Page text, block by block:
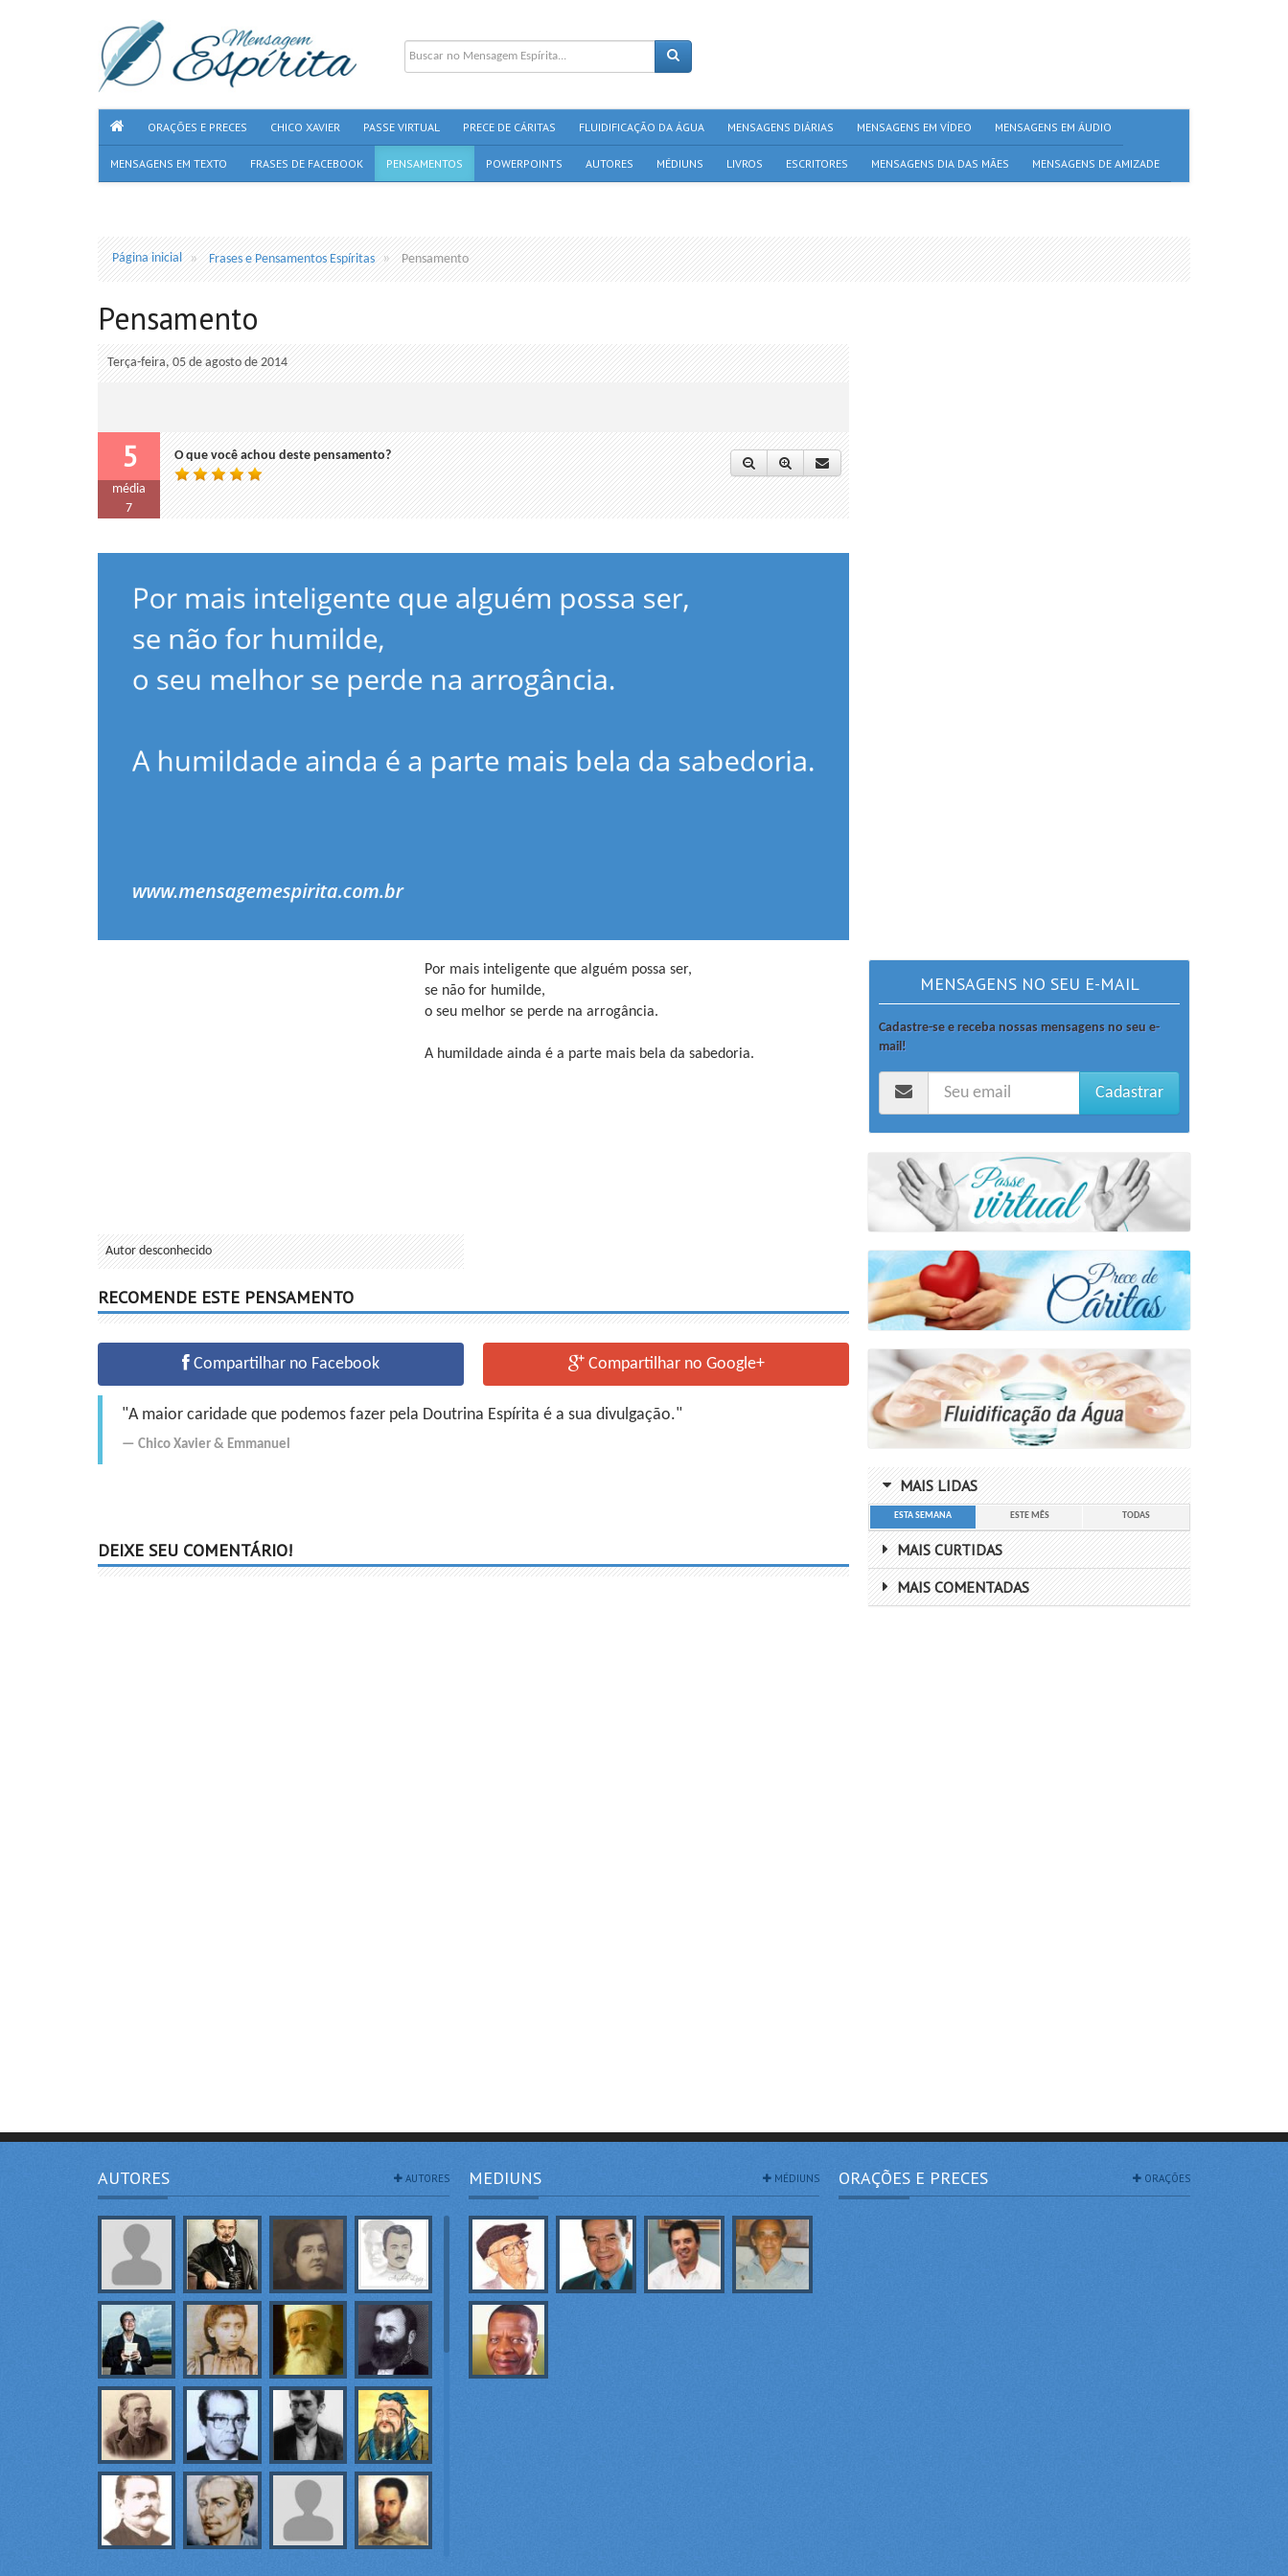
ORAÇÕES E PRECES CHICO XAVIER PASSE VIRTUAL PRECE DE CÁRITAS FLUIDIFICAÇÃO DA ÁGUA MENSAGENS DIÁRIAS MENSAGENS EM VÍDEO MENSAGENS EM ÁUDIO
MENSAGENS EM TEXTO FRASES DE FACEBOOK PENSAMENTOS POWERPOINTS AUTORES MÉDIUNS LIVROS ESCRITORES MENSAGENS DIA DAS MÃES MENSAGENS DE AMIZADE
Página inicial Frases e Pensamentos Espíritas Pensamento
Pensamento
Terça-feira, 05 de agosto de 2014
5
média
7
O que você achou deste pensamento?
Por mais inteligente que alguém possa ser,
se não for humilde,
o seu melhor se perde na arrogância.
A humildade ainda é a parte mais bela da sabedoria.
Autor desconhecido
RECOMENDE ESTE PENSAMENTO
Compartilhar no Facebook Compartilhar no Google+
"A maior caridade que podemos fazer pela Doutrina Espírita é a sua divulgação."
Chico Xavier & Emmanuel
DEIXE SEU COMENTÁRIO!
MENSAGENS NO SEU E-MAIL
Cadastre-se e receba nossas mensagens no seu e-
mail!
Cadastrar
MAIS LIDAS
ESTA SEMANA ESTE MÊS TODAS
MAIS CURTIDAS
MAIS COMENTADAS
AUTORES AUTORES MEDIUNS MÉDIUNS ORAÇÕES E PRECES ORAÇÕES